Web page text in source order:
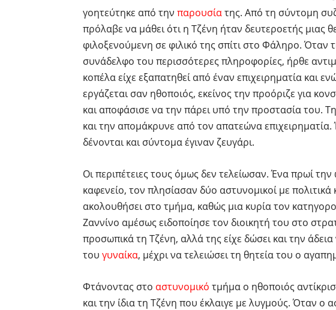
γοητεύτηκε από την παρουσίατης. Από τη σύντομη
πρόλαβε να μάθει ότι η Τζένη ήταν δευτεροετής μιας
φιλοξενούμενη σε φιλικό της σπίτι στο Φάληρο.
συνάδελφο του περισσότερες πληροφορίες, ήρθε
κοπέλα είχε εξαπατηθεί από έναν επιχειρηματία και
εργάζεται σαν ηθοποιός, εκείνος την προόριζε για
και αποφάσισε να την πάρει υπό την προστασία του. Τη
και την απομάκρυνε από τον απατεώνα
δένονται και σύντομα έγιναν ζευγάρι.
Οι περιπέτειες τους όμως δεν τελείωσαν. Ένα πρωί
καφενείο, τον πλησίασαν δύο αστυνομικοί με
ακολουθήσει στο τμήμα, καθώς μια κυρία τον
Ζαννίνο αμέσως ειδοποίησε τον διοικητή του στο
προσωπικά τη Τζένη, αλλά της είχε δώσει και την
του γυναίκα, μέχρι να τελειώσει τη θητεία του ο
Φτάνοντας στο αστυνομικό τμήμα ο ηθοποιός
και την ίδια τη Τζένη που έκλαιγε με λυγμούς. Όταν ο